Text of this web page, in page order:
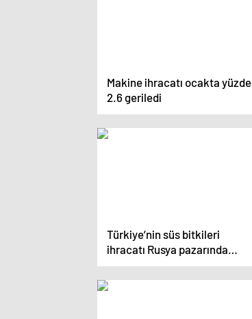
Makine ihracatı ocakta yüzde
2.6 geriledi
Türkiye’nin süs bitkileri
ihracatı Rusya pazarında
büyümeye devam ediyor